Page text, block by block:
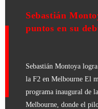
Sebastián
puntos en su
Sebastián Montoya
la F2 en Melbourne El
programa inaugural de
Melbourne, donde el